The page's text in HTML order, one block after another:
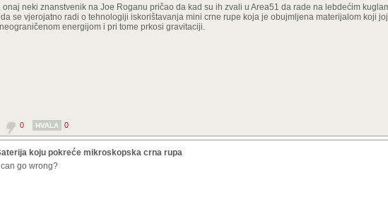
onaj neki znanstvenik na Joe Roganu pričao da kad su ih zvali u Area51 da rade na lebdećim
da se vjerojatno radi o tehnologiji iskorištavanja mini crne rupe koja je obujmljena materijalom koji
energijom i pri tome prkosi gravitaciji.
0 HVALA 0
koju pokreće mikroskopska crna rupa
go wrong?